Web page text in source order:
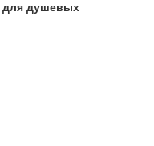
душевых